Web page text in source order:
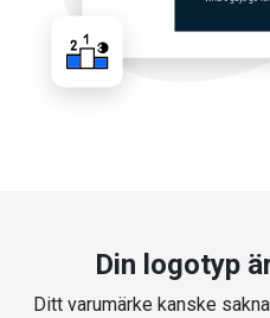
Din logotyp
Ditt varumärke kanske